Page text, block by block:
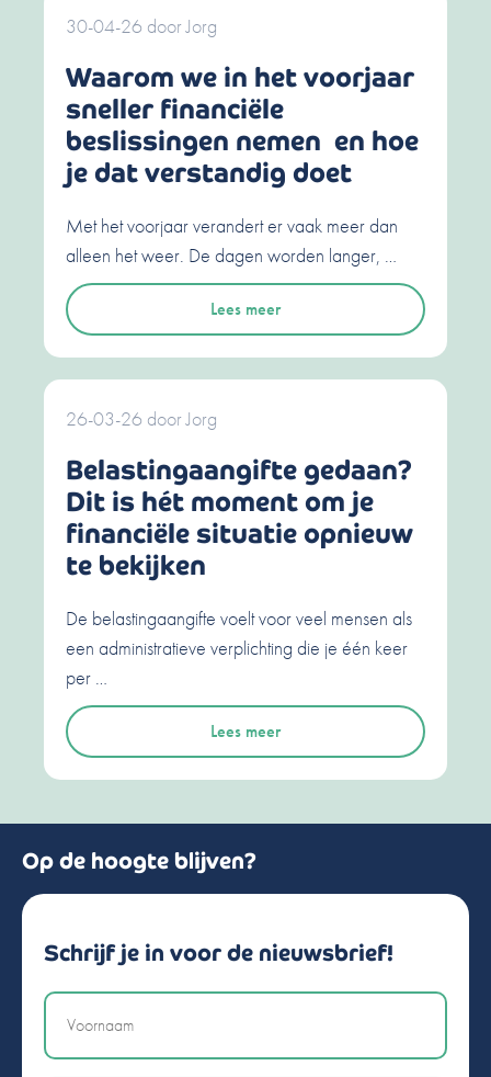
30-04-26 doorJorg
Waarom we in het voorjaar
sneller financiële
beslissingen nemen en hoe
je dat verstandig doet
Met het voorjaar verandert er vaak meer dan
alleen het weer. De dagen worden langer, …
Lees meer
26-03-26 doorJorg
Belastingaangifte gedaan?
Dit is hét moment om je
financiële situatie opnieuw
te bekijken
De belastingaangifte voelt voor veel mensen als
een administratieve verplichting die je één keer
per …
Lees meer
Op de hoogte blijven?
Schrijf je in voor de nieuwsbrief!
Naam